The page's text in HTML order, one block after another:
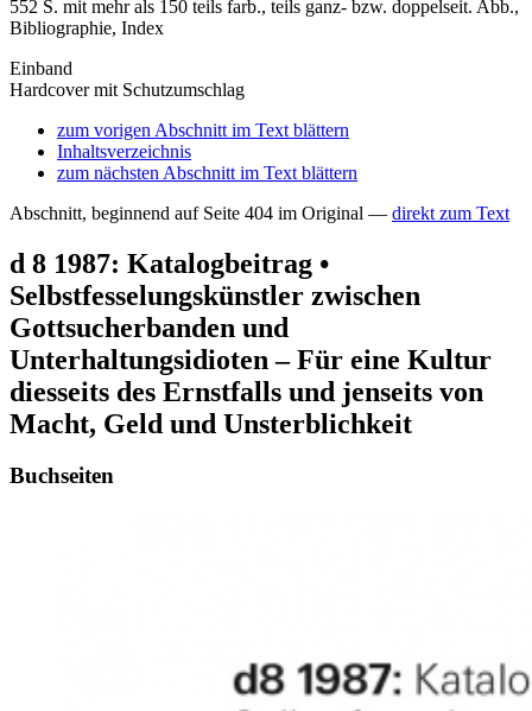
552 S. mit mehr als 150 teils farb., teils ganz- bzw. doppelseit. Abb.,
Bibliographie, Index
Einband
Hardcover mit Schutzumschlag
zum vorigen Abschnitt im Text blättern
Inhaltsverzeichnis
zum nächsten Abschnitt im Text blättern
Abschnitt, beginnend auf Seite 404 im Original — direkt zum Text
d 8 1987: Katalogbeitrag •
Selbstfesselungskünstler zwischen
Gottsucherbanden und
Unterhaltungsidioten – Für eine Kultur
diesseits des Ernstfalls und jenseits von
Macht, Geld und Unsterblichkeit
Buchseiten